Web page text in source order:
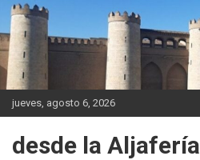
Saltar
contenido
jueves, agosto 6, 2026
desde la Aljafería